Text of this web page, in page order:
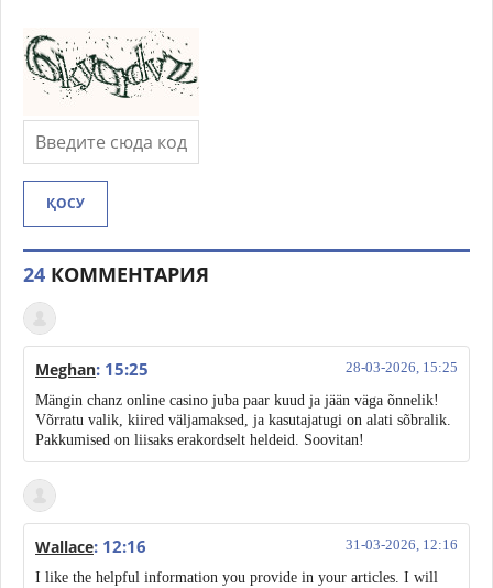
ҚОСУ
24 КОММЕНТАРИЯ
Meghan 28-03-2026, 15:25
: 15:25
Mängin chanz online casino juba paar kuud ja jään väga õnnelik!
Võrratu valik, kiired väljamaksed, ja kasutajatugi on alati sõbralik.
Pakkumised on liisaks erakordselt heldeid. Soovitan!
Wallace 31-03-2026, 12:16
: 12:16
I like the helpful information you provide in your articles. I will